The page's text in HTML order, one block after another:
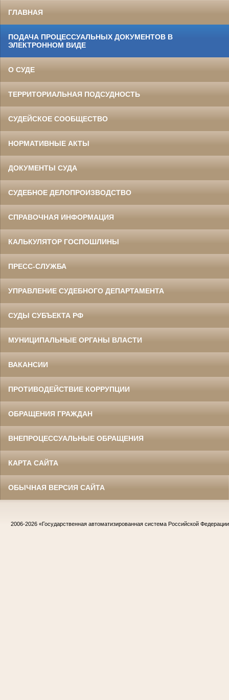
ГЛАВНАЯ
ПОДАЧА ПРОЦЕССУАЛЬНЫХ ДОКУМЕНТОВ В
ЭЛЕКТРОННОМ ВИДЕ
О СУДЕ
ТЕРРИТОРИАЛЬНАЯ ПОДСУДНОСТЬ
СУДЕЙСКОЕ СООБЩЕСТВО
НОРМАТИВНЫЕ АКТЫ
ДОКУМЕНТЫ СУДА
СУДЕБНОЕ ДЕЛОПРОИЗВОДСТВО
СПРАВОЧНАЯ ИНФОРМАЦИЯ
КАЛЬКУЛЯТОР ГОСПОШЛИНЫ
ПРЕСС-СЛУЖБА
УПРАВЛЕНИЕ СУДЕБНОГО ДЕПАРТАМЕНТА
СУДЫ СУБЪЕКТА РФ
МУНИЦИПАЛЬНЫЕ ОРГАНЫ ВЛАСТИ
ВАКАНСИИ
ПРОТИВОДЕЙСТВИЕ КОРРУПЦИИ
ОБРАЩЕНИЯ ГРАЖДАН
ВНЕПРОЦЕССУАЛЬНЫЕ ОБРАЩЕНИЯ
КАРТА САЙТА
ОБЫЧНАЯ ВЕРСИЯ САЙТА
2006-2026 «Государственная автоматизированная система Российской